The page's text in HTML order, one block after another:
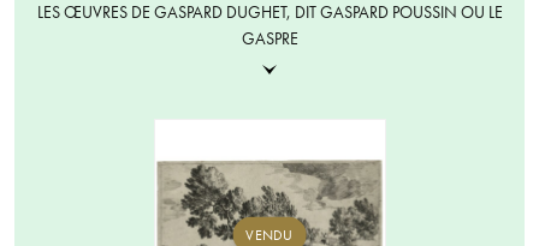
LES ŒUVRES DE GASPARD DUGHET, DIT GASPARD POUSSIN OU LE
GASPRE
VENDU